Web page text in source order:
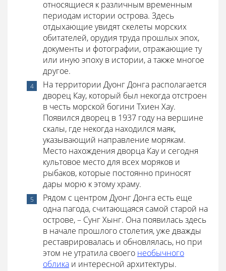
относящиеся к различным временным
периодам истории острова. Здесь
отдыхающие увидят скелеты морских
обитателей, орудия труда прошлых эпох,
документы и фотографии, отражающие ту
или иную эпоху в истории, а также многое
другое.
На территории Дуонг Донга располагается
дворец Кау, который был некогда отстроен
в честь морской богини Тхиен Хау.
Появился дворец в 1937 году на вершине
скалы, где некогда находился маяк,
указывающий направление морякам.
Место нахождения дворца Кау и сегодня
культовое место для всех моряков и
рыбаков, которые постоянно приносят
дары морю к этому храму.
Рядом с центром Дуонг Донга есть еще
одна пагода, считающаяся самой старой на
острове, – Сунг Хынг. Она появилась здесь
в начале прошлого столетия, уже дважды
реставрировалась и обновлялась, но при
этом не утратила своего необычного
облика и интересной архитектуры.